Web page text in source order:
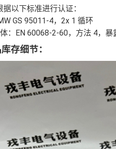
以下标准进行认证：
GS 95011-4，2x 1 循环
：EN 60068-2-60，方法 4，暴
存细节：